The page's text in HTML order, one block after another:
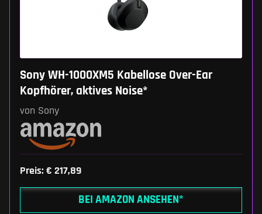
Sony WH-1000XM5 Kabellose Over-Ear
Kopfhörer, aktives Noise*
von Sony
Preis: € 217,89
BEI AMAZON ANSEHEN*